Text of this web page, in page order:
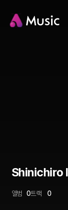
Shinichiro
앨범 0트랙 0